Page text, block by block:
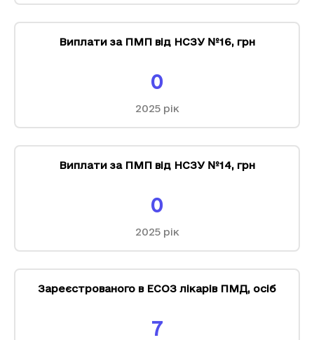
Виплати за ПМП від НСЗУ №16, грн
0
2025рік
Виплати за ПМП від НСЗУ №14, грн
0
2025рік
Зареєстрованого в ЕСОЗ лікарів ПМД, осіб
7